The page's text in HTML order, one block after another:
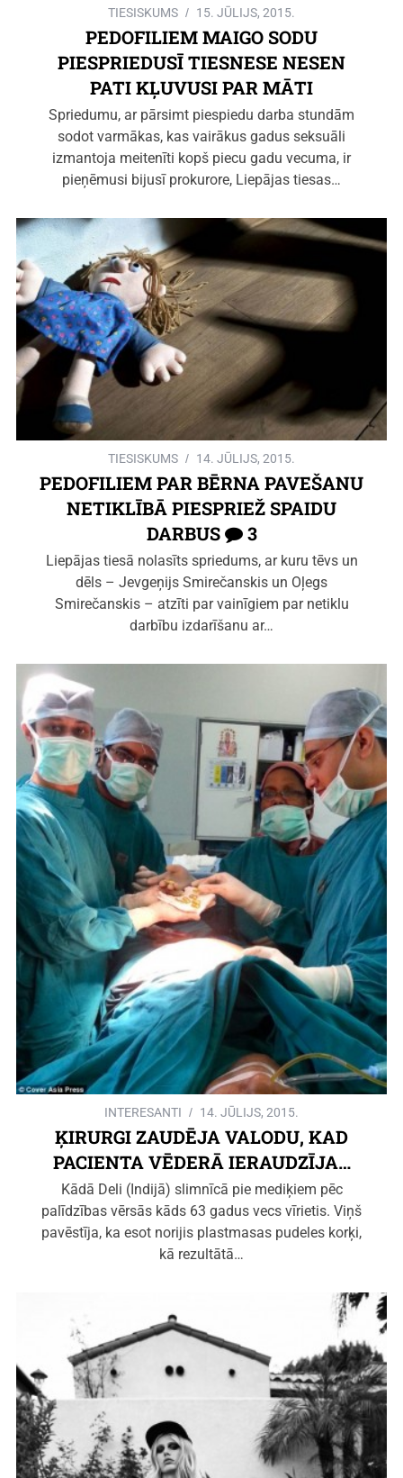
TIESISKUMS 15. JŪLIJS, 2015.
PEDOFILIEM MAIGO SODU
PIESPRIEDUSĪ TIESNESE NESEN
PATI KĻUVUSI PAR MĀTI
Spriedumu, ar pārsimt piespiedu darba stundām
sodot varmākas, kas vairākus gadus seksuāli
izmantoja meitenīti kopš piecu gadu vecuma, ir
pieņēmusi bijusī prokurore, Liepājas tiesas…
TIESISKUMS 14. JŪLIJS, 2015.
PEDOFILIEM PAR BĒRNA PAVEŠANU
NETIKLĪBĀ PIESPRIEŽ SPAIDU
DARBUS
3
Liepājas tiesā nolasīts spriedums, ar kuru tēvs un
dēls – Jevgeņijs Smirečanskis un Oļegs
Smirečanskis – atzīti par vainīgiem par netiklu
darbību izdarīšanu ar…
INTERESANTI 14. JŪLIJS, 2015.
ĶIRURGI ZAUDĒJA VALODU, KAD
PACIENTA VĒDERĀ IERAUDZĪJA…
Kādā Deli (Indijā) slimnīcā pie mediķiem pēc
palīdzības vērsās kāds 63 gadus vecs vīrietis. Viņš
pavēstīja, ka esot norijis plastmasas pudeles korķi,
kā rezultātā…